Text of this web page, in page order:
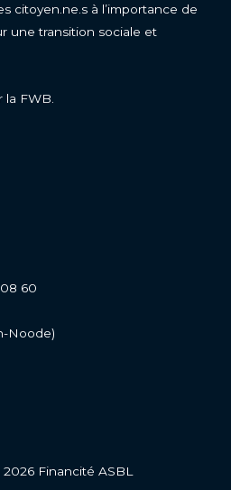
citoyen.ne.s à l’importance de
une transition sociale et
FWB.
60
Noode)
Financité ASBL